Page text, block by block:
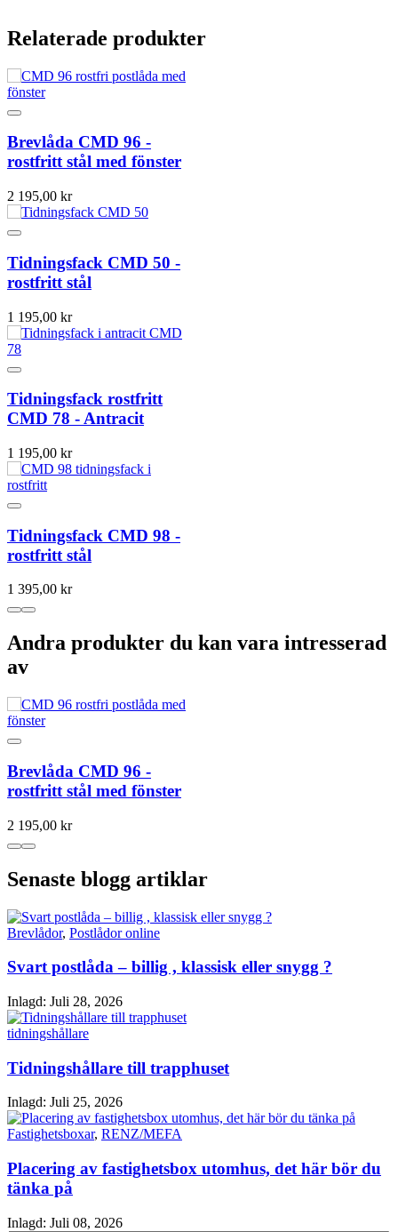
Relaterade produkter
Brevlåda CMD 96 -
rostfritt stål med fönster
2 195,00 kr
Tidningsfack CMD 50 -
rostfritt stål
1 195,00 kr
Tidningsfack rostfritt
CMD 78 - Antracit
1 195,00 kr
Tidningsfack CMD 98 -
rostfritt stål
1 395,00 kr
Andra produkter du kan vara intresserad
av
Brevlåda CMD 96 -
rostfritt stål med fönster
2 195,00 kr
Senaste blogg artiklar
Brevlådor, Postlådor online
Svart postlåda – billig , klassisk eller snygg ?
Inlagd: Juli 28, 2026
tidningshållare
Tidningshållare till trapphuset
Inlagd: Juli 25, 2026
Fastighetsboxar, RENZ/MEFA
Placering av fastighetsbox utomhus, det här bör du
tänka på
Inlagd: Juli 08, 2026